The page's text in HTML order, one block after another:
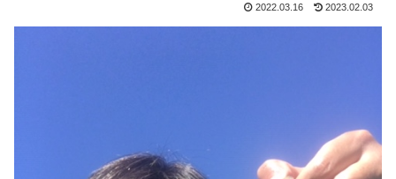
2022.03.16 2023.02.03